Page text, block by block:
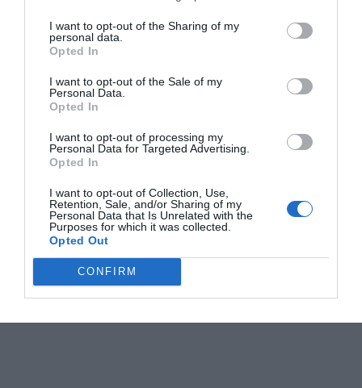
I want to opt-out of the Sharing of my
personal data.
Opted In
I want to opt-out of the Sale of my
Personal Data.
Opted In
I want to opt-out of processing my
Personal Data for Targeted Advertising.
Opted In
I want to opt-out of Collection, Use,
Retention, Sale, and/or Sharing of my
Personal Data that Is Unrelated with the
Purposes for which it was collected.
Opted Out
CONFIRM